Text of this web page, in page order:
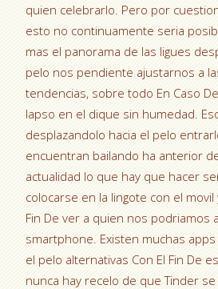
quien celebrarlo. Pero por
esto no continuamente seri­a
mas el panorama de las ligues
pelo nos pendiente ajustarnos a
tendencias, sobre todo En Caso
lapso en el dique sin humedad.
desplazandolo hacia el pelo
encuentran bailando ha anterior
actualidad lo que hay que hacer
colocarse en la lingote con el movil
Fin De ver a quien nos podri­amos
smartphone. Existen muchas
el pelo alternativas Con El Fin De
nunca hay recelo de que Tinder